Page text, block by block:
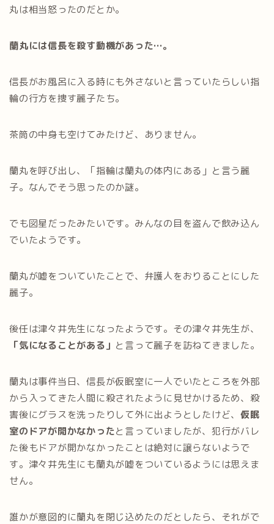
丸は相当怒ったのだとか。
蘭丸には信長を殺す動機があった…。
信長がお風呂に入る時にも外さないと言っていたらしい指
輪の行方を捜す麗子たち。
茶筒の中身も空けてみたけど、ありません。
蘭丸を呼び出し、「指輪は蘭丸の体内にある」と言う麗
子。なんでそう思ったのか謎。
でも図星だったみたいです。みんなの目を盗んで飲み込ん
でいたようです。
蘭丸が嘘をついていたことで、弁護人をおりることにした
麗子。
後任は津々井先生になったようです。その津々井先生が、
「気になることがある」 と言って麗子を訪ねてきました。
蘭丸は事件当日、信長が仮眠室に一人でいたところを外部
から入ってきた人間に殺されたように見せかけるため、殺
害後にグラスを洗ったりして外に出ようとしたけど、仮眠
室のドアが開かなかったと言っていましたが、犯行がバレ
た後もドアが開かなかったことは絶対に譲らないようで
す。津々井先生にも蘭丸が嘘をついているようには思えま
せん。
誰かが意図的に蘭丸を閉じ込めたのだとしたら、それがで